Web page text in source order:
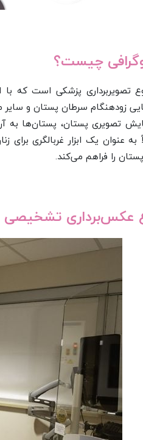
چیست؟
تصویربرداری پزشکی است که
زودهنگام سرطان پستان و
تصویری پستان، پستان‌ها
را فراهم می‌کند.
عکس‌برداری تشخیصی